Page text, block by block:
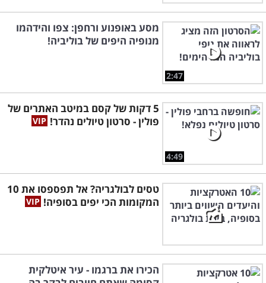
2:47
מסע באופנוע ורחפן: צפו והידהמו
מנופיה היפים של בוליביה!
4:49
5 דקות של קסם במיטב האתרים של
פולין - סרטון טיולים נהדר!
טסים לבולגריה? אל תפספסו את 10
המקומות הכי יפים בסופיה!
הכירו את ברגמו - עיר איטלקית